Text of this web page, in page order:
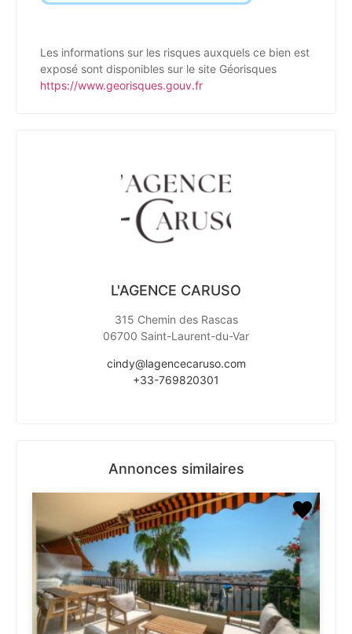
Les informations sur les risques auxquels ce bien est
exposé sont disponibles sur le site Géorisques
https://www.georisques.gouv.fr
L'AGENCE CARUSO
315 Chemin des Rascas
06700 Saint-Laurent-du-Var
cindy@lagencecaruso.com
+33-769820301
Annonces similaires